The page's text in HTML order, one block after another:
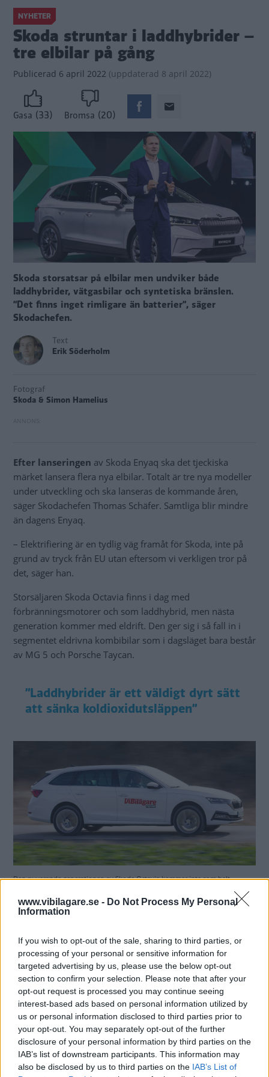
www.vibilagare.se - Do Not Process My Personal
Information
If you wish to opt-out of the sale, sharing to third parties, or
processing of your personal or sensitive information for
targeted advertising by us, please use the below opt-out
section to confirm your selection. Please note that after your
opt-out request is processed you may continue seeing
interest-based ads based on personal information utilized by
us or personal information disclosed to third parties prior to
your opt-out. You may separately opt-out of the further
disclosure of your personal information by third parties on the
IAB’s list of downstream participants. This information may
also be disclosed by us to third parties on the IAB’s List of
NYHETER
Skoda struntar i laddhybrider –
tre elbilar på gång
Publicerad 6 april 2022 (uppdaterad 8 april 2022)
Gasa (33) Bromsa (20)
Skoda storsatsar på elbilar men undviker både
laddhybrider, vätgasbilar och syntetiska bränslen.
”Det finns inget rimligare än batterier”, säger
Skodachefen.
Text
Erik Söderholm
Fotograf
Skoda & Simon Hamelius
Efter lanseringen av Skoda Enyaq ska det tjeckiska
märket lansera flera nya elbilar. Totalt är tre nya modeller
under utveckling och ska lanseras de kommande åren,
säger Skodachefen Thomas Schäfer. Samtliga blir mindre
än dagens Enyaq.
– Elektrifiering är en tydlig väg framåt för Skoda, inte på
grund av tryck från EU utan eftersom vi verkligen tror på
det, säger han.
Storsäljaren Skoda Octavia finns i dag med
förbränningsmotorer och som laddhybrid, men nästa
generation kommer med eldrift. Den ger sig i så fall in i
segmentet eldrivna kombibilar som i dagsläget bara består
av MG 5 och Porsche Taycan.
”Laddhybrider är ett väldigt dyrt sätt
att sänka koldioxidutsläppen”
Den nuvarande generationen av Skoda Octavia kommer inte som helt
När det gällerladdhybrider drar dock Skoda i
handbromsen. Volkswagen ska utveckla nya laddhybrider
medelräckvidd på tio mil, men några nya laddhybrider
ska inte utvecklas hos Skoda.
– Laddhybrider är ett väldigt dyrt sätt att sänka
koldioxidutsläppen och förbrukningen eftersom det
tekniskt sett behövs två system i bilen, säger Thomas
Schäfer.